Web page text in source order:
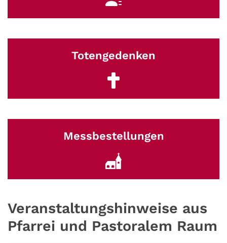
Totengedenken
Messbestellungen
Veranstaltungshinweise aus
Pfarrei und Pastoralem Raum